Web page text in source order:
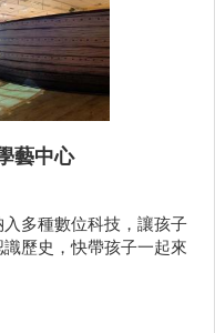
藝中心
多種數位科技，讓孩子
歷史，快帶孩子一起來